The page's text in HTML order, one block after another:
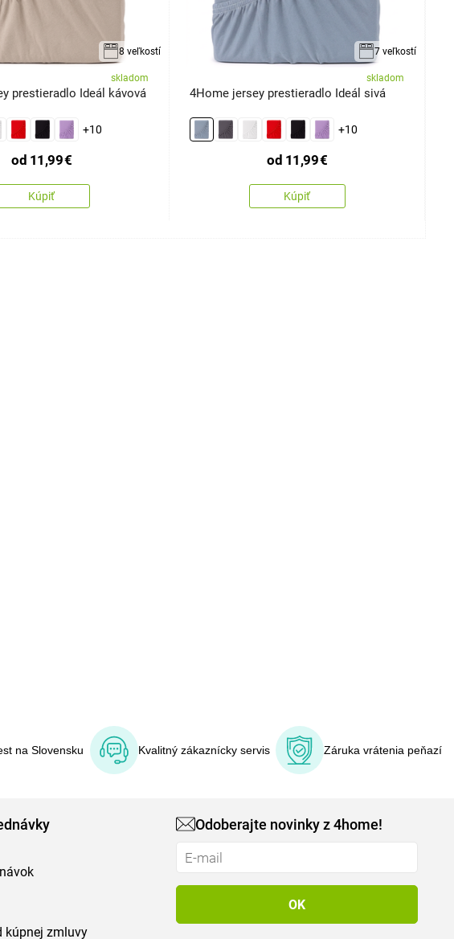
8 veľkostí
skladom
prestieradlo Ideál kávová
+10
od 11,99€
Kúpiť
7 veľkostí
skladom
4Home jersey prestieradlo Ideál sivá
+10
od 11,99€
Kúpiť
na Slovensku Kvalitný zákaznícky servis Záruka vrátenia peňazí
kúpnej zmluvy
Odoberajte novinky z 4home!